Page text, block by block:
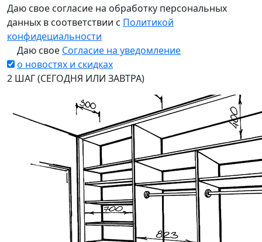
Даю свое согласие на обработку персональных
данных в соответствии с Политикой
конфидециальности
Даю свое Согласие на уведомление
о новостях и скидках
2 ШАГ (СЕГОДНЯ ИЛИ ЗАВТРА)